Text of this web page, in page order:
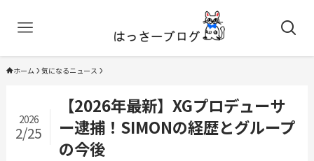
ホーム 気になるニュース
【2026年最新】XGプロデューサ
ー逮捕！SIMONの経歴とグループ
の今後
2026
2/25